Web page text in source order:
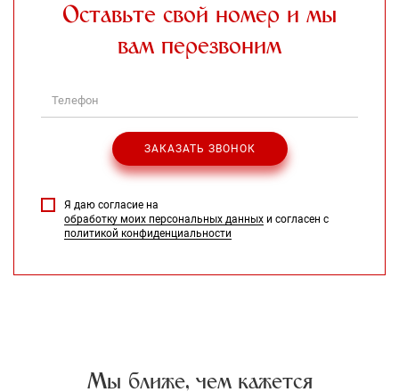
Оставьте свой номер и мы
вам перезвоним
Я даю согласие на
обработку моих персональных данных и согласен с
политикой конфиденциальности
Мы ближе, чем кажется